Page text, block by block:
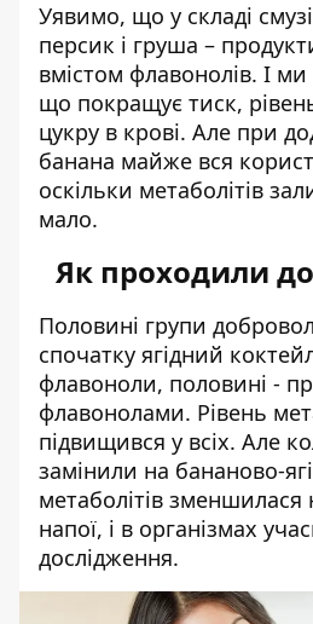
Уявимо, що у складі
персик і груша –
вмістом флавонолів. І
що покращує тиск,
цукру в крові. Але при
банана майже вся
оскільки метаболітів
мало.
Як проходили
Половині групи
спочатку ягідний
флавоноли, половині -
флавонолами. Рівень
підвищився у всіх. Але
замінили на бананово-
метаболітів зменшилася
напої, і в організмах
дослідження.